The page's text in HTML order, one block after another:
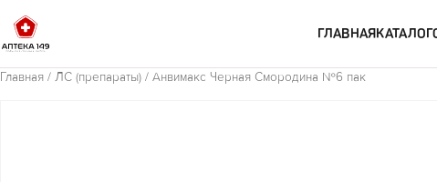
ГЛАВНАЯКАТАЛОГ
Главная / ЛС (препараты) / Анвимакс Черная Смородина №6 пак